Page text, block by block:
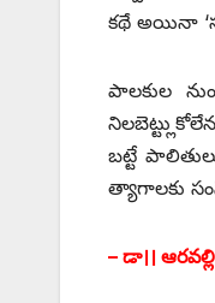
కథే అయినా
పాలకుల
బట్టే
త్యాగాలకు
– డా।।